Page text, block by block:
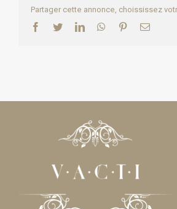
Partager cette annonce, choississez
Facebook
TwitterLinkedInWhatsApp
PinterestEmail